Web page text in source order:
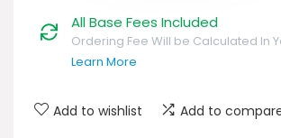
All Base Fees Included
Ordering Fee Will be Calculated In
Learn More
Add to wishlist Add to